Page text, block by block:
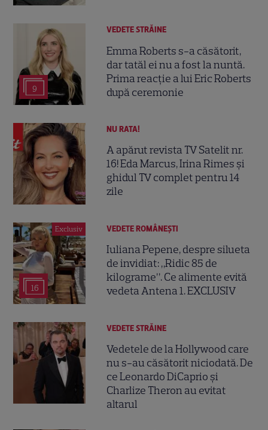
9
VEDETE STRĂINE
Emma Roberts s-a căsătorit,
dar tatăl ei nu a fost la nuntă.
Prima reacție a lui Eric Roberts
după ceremonie
NU RATA!
A apărut revista TV Satelit nr.
16! Eda Marcus, Irina Rimes și
ghidul TV complet pentru 14
zile
Exclusiv
16
VEDETE ROMÂNEŞTI
Iuliana Pepene, despre silueta
de invidiat: „Ridic 85 de
kilograme”. Ce alimente evită
vedeta Antena 1. EXCLUSIV
VEDETE STRĂINE
Vedetele de la Hollywood care
nu s-au căsătorit niciodată. De
ce Leonardo DiCaprio și
Charlize Theron au evitat
altarul